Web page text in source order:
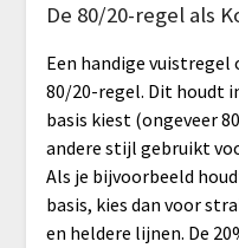
De 80/20-regel als
Een handige vuistregel
80/20-regel. Dit houdt
basis kiest (ongeveer
andere stijl gebruikt
Als je bijvoorbeeld
basis, kies dan voor
en heldere lijnen. De